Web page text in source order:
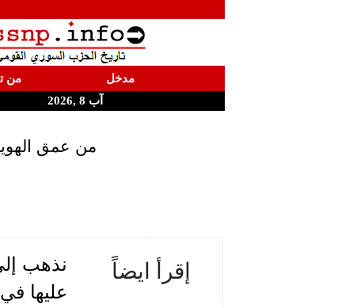
مدخل من
آب 8 ,2026
من عمق
إقرأ ايضاً
نذهب
عليها